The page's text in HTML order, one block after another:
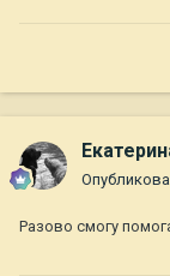
Разово смогу